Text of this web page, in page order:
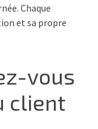
Chaque
et sa propre
vous
client